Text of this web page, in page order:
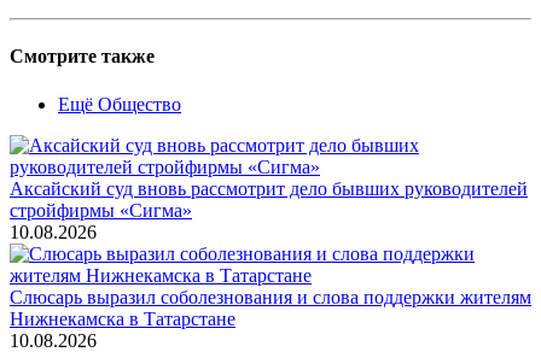
Смотрите также
Ещё Общество
Аксайский суд вновь рассмотрит дело бывших руководителей
стройфирмы «Сигма»
10.08.2026
Слюсарь выразил соболезнования и слова поддержки жителям
Нижнекамска в Татарстане
10.08.2026